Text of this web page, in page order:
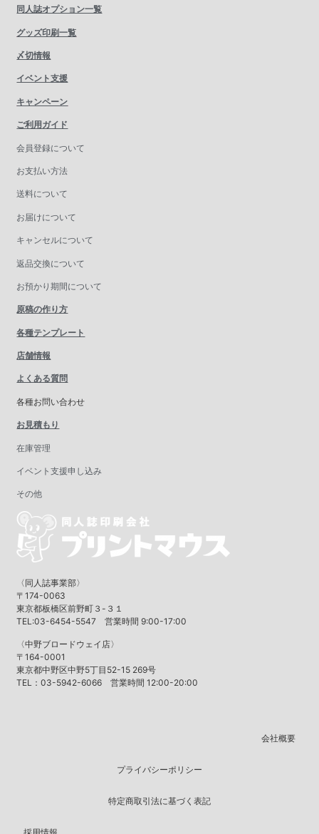
同人誌オプション一覧
グッズ印刷一覧
〆切情報
イベント支援
キャンペーン
ご利用ガイド
会員登録について
お支払い方法
送料について
お届けについて
キャンセルについて
返品交換について
お預かり期間について
原稿の作り方
各種テンプレート
店舗情報
よくある質問
各種お問い合わせ
お見積もり
在庫管理
イベント支援申し込み
その他
〈同人誌事業部〉
〒174-0063
東京都板橋区前野町３-３１
TEL:03-6454-5547 営業時間 9:00-17:00
〈中野ブロードウェイ店〉
〒164-0001
東京都中野区中野5丁目52-15 269号
TEL：03-5942-6066 営業時間 12:00-20:00
会社概要
プライバシーポリシー
特定商取引法に基づく表記